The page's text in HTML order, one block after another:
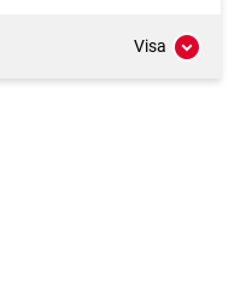
Visa